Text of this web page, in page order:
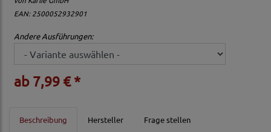
EAN: 2500052932901
Andere Ausführungen:
ab 7,99 € *
Beschreibung Hersteller Frage stellen